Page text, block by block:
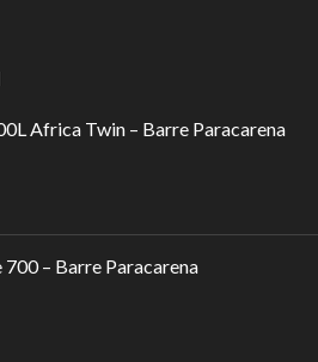
Africa Twin – Barre Paracarena
700 – Barre Paracarena